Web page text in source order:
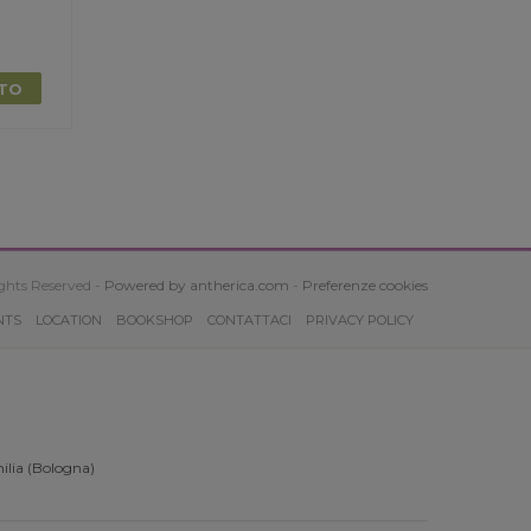
Reserved - Powered by antherica.com - Preferenze cookies
LOCATION BOOKSHOP CONTATTACI PRIVACY POLICY
(Bologna)